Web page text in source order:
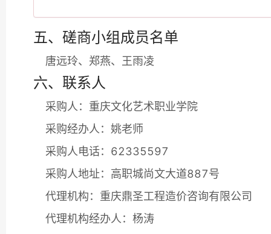
五、磋商小组成员名单
唐远玲、郑燕、王雨凌
六、联系人
采购人：重庆文化艺术职业学院
采购经办人：姚老师
采购人电话：62335597
采购人地址：高职城尚文大道887号
代理机构：重庆鼎圣工程造价咨询有限公司
代理机构经办人：杨涛